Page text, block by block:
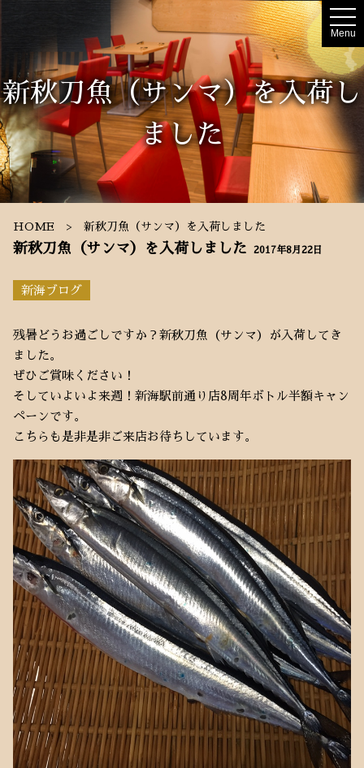
t
o
g
g
e
n
a
g
a
Menu
新秋刀魚（サンマ）を入荷し
ました
HOME 新秋刀魚（サンマ）を入荷しました
新秋刀魚（サンマ）を入荷しました 2017年8月22日
新海ブログ
残暑どうお過ごしですか？新秋刀魚（サンマ）が入荷してき
ました。
ぜひご賞味ください！
そしていよいよ来週！新海駅前通り店8周年ボトル半額キャン
ペーンです。
こちらも是非是非ご来店お待ちしています。